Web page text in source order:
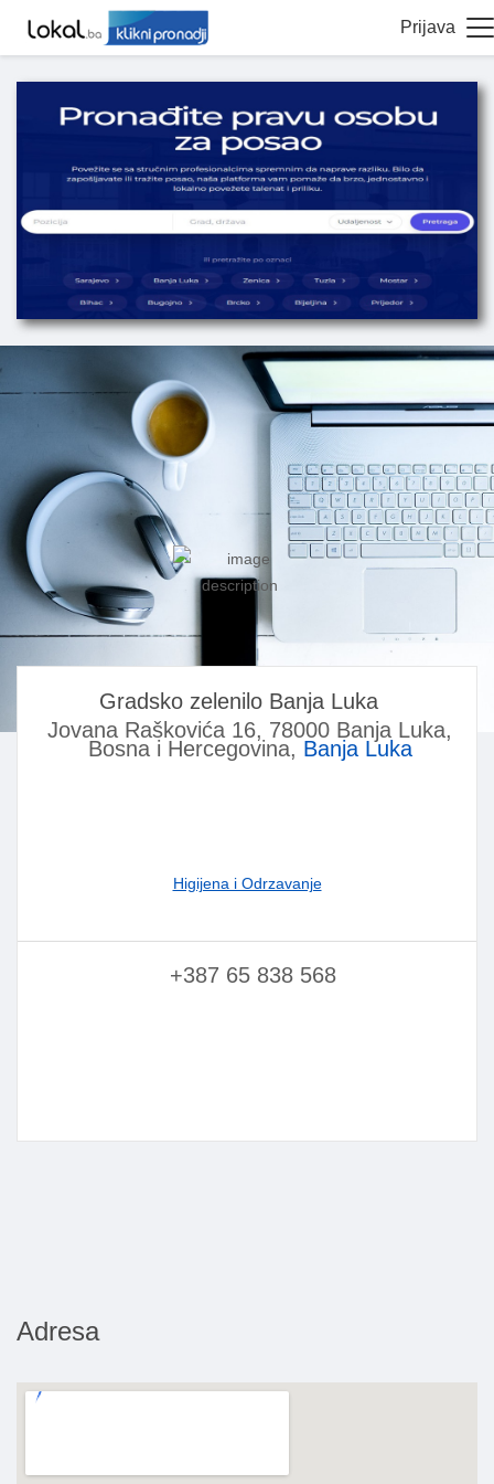
Prijava
Gradsko zelenilo Banja Luka
Jovana Raškovića 16, 78000 Banja Luka,
Bosna i Hercegovina, Banja Luka
Higijena i Odrzavanje
+387 65 838 568
Adresa